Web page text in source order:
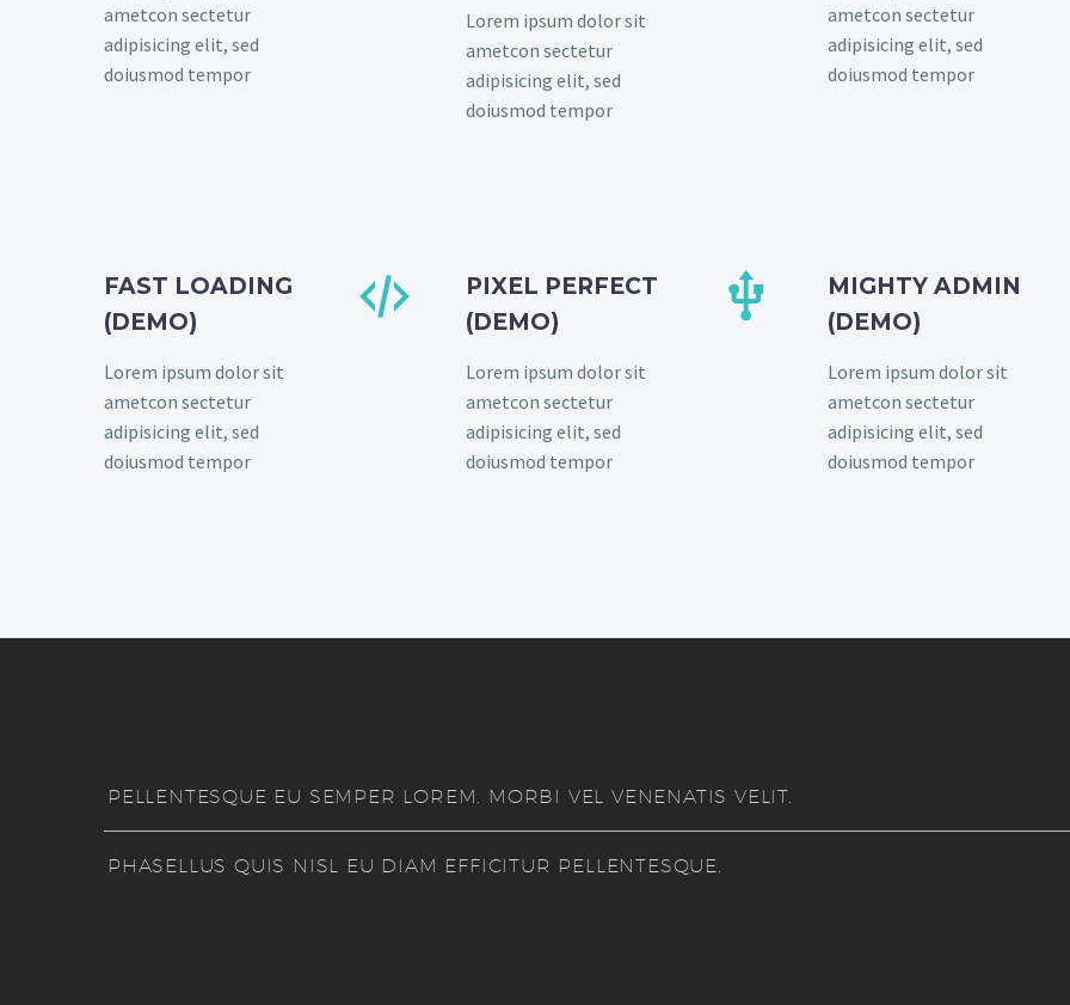
ametcon sectetur
adipisicing elit, sed
doiusmod tempor
Lorem ipsum dolor sit
ametcon sectetur
adipisicing elit, sed
doiusmod tempor
ametcon sectetur
adipisicing elit, sed
doiusmod tempor
FAST LOADING
(DEMO)
Lorem ipsum dolor sit
ametcon sectetur
adipisicing elit, sed
doiusmod tempor


PIXEL PERFECT
(DEMO)
Lorem ipsum dolor sit
ametcon sectetur
adipisicing elit, sed
doiusmod tempor


MIGHTY ADMIN
(DEMO)
Lorem ipsum dolor sit
ametcon sectetur
adipisicing elit, sed
doiusmod tempor
PELLENTESQUE EU SEMPER LOREM. MORBI VEL VENENATIS VELIT.
PHASELLUS QUIS NISL EU DIAM EFFICITUR PELLENTESQUE.